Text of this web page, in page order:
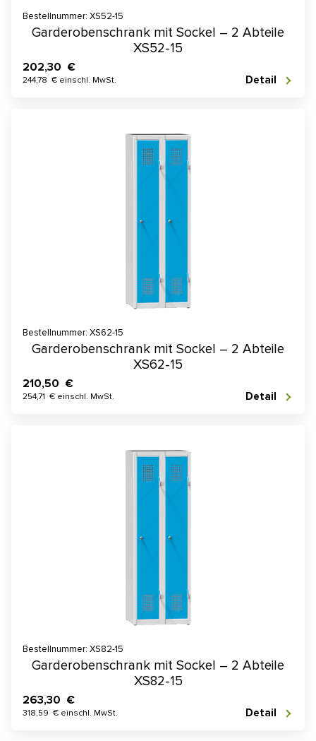
Bestellnummer: XS52-15
Garderobenschrank mit Sockel – 2 Abteile
XS52-15
202,30 €
244,78 € einschl. MwSt. Detail
Bestellnummer: XS62-15
Garderobenschrank mit Sockel – 2 Abteile
XS62-15
210,50 €
254,71 € einschl. MwSt. Detail
Bestellnummer: XS82-15
Garderobenschrank mit Sockel – 2 Abteile
XS82-15
263,30 €
318,59 € einschl. MwSt. Detail